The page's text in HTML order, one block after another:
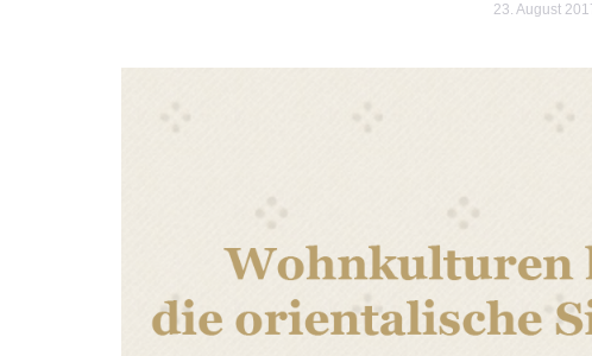
23. August